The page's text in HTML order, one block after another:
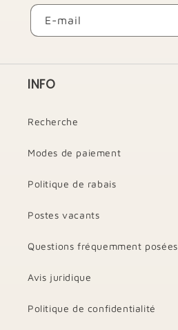
E-mail
INFO
Recherche
Modes de paiement
Politique de rabais
Postes vacants
Questions fréquemment posées
Avis juridique
Politique de confidentialité